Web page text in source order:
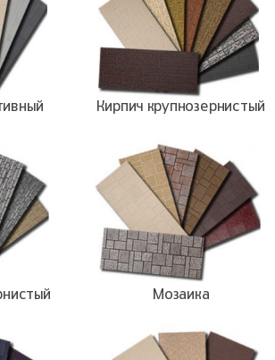
Кирпич крупнозернистый
Мозаика